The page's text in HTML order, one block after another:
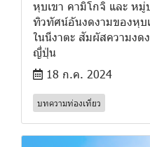
หุบเขา คามิโกจิ และ หมู่
ทิวทัศน์อันงดงามของหุบ
ในนีงาตะ สัมผัสความงด
ญี่ปุ่น
18 ก.ค. 2024
บทความท่องเที่ยว